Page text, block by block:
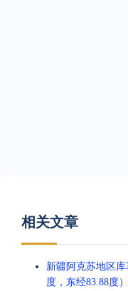
相关文章
新疆阿克苏地区
度，东经83.88度